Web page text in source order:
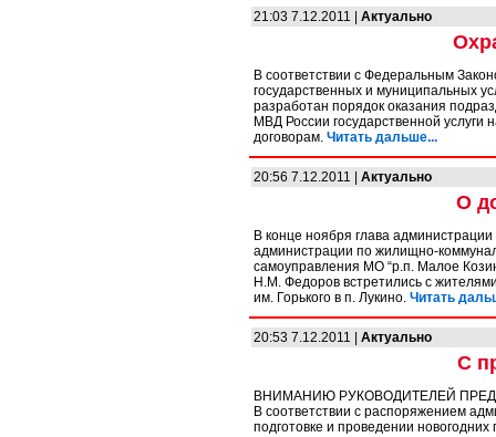
21:03 7.12.2011 | Актуально
В соответствии с Федеральным
государственных и муниципальных
разработан порядок оказания
МВД России государственной
договорам. Читать дальше...
20:56 7.12.2011 | Актуально
О
В конце ноября глава
администрации по жилищно-
самоуправления МО “р.п. Малое
Н.М. Федоров встретились с
им. Горького в п. Лукино. Читать
20:53 7.12.2011 | Актуально
С
ВНИМАНИЮ РУКОВОДИТЕЛЕЙ
В соответствии с распоряжением
подготовке и проведении